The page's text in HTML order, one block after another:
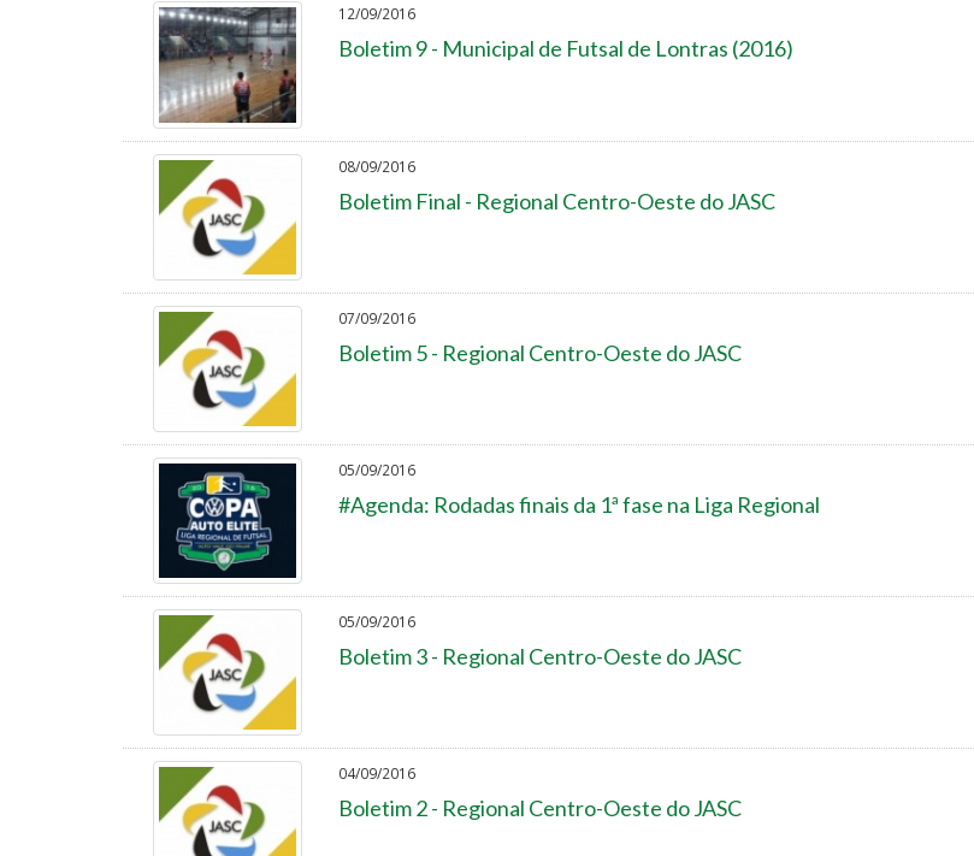
12/09/2016
Boletim 9 - Municipal de Futsal de Lontras (2016)
08/09/2016
Boletim Final - Regional Centro-Oeste do JASC
07/09/2016
Boletim 5 - Regional Centro-Oeste do JASC
05/09/2016
#Agenda: Rodadas finais da 1ª fase na Liga Regional
05/09/2016
Boletim 3 - Regional Centro-Oeste do JASC
04/09/2016
Boletim 2 - Regional Centro-Oeste do JASC